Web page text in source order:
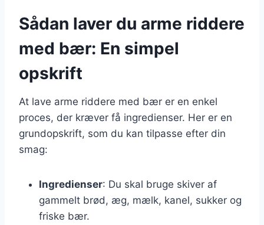
Sådan laver du arme riddere
med bær: En simpel
opskrift
At lave arme riddere med bær er en enkel
proces, der kræver få ingredienser. Her er en
grundopskrift, som du kan tilpasse efter din
smag:
Ingredienser: Du skal bruge skiver af
gammelt brød, æg, mælk, kanel, sukker og
friske bær.